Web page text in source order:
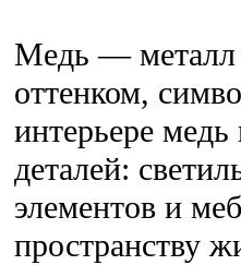
Медь — металл
оттенком,
интерьере
деталей:
элементов и
пространству